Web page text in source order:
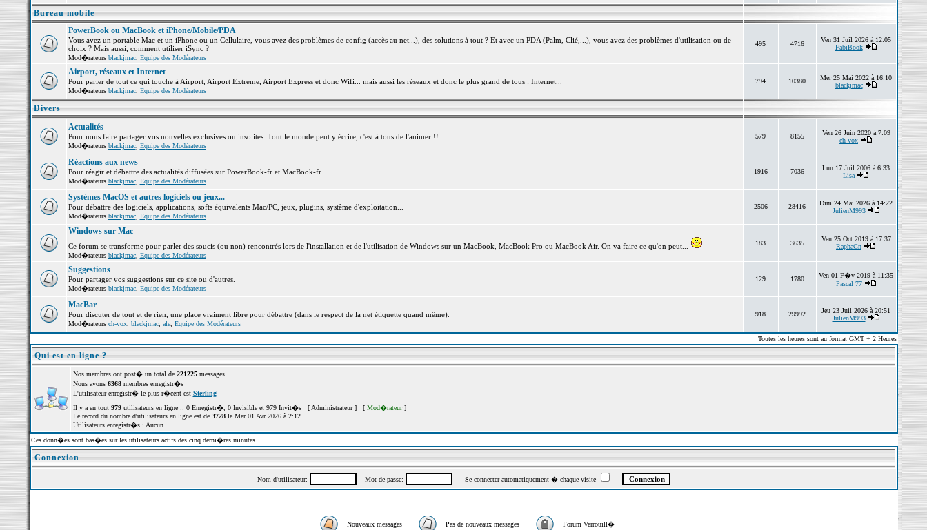
Bureau mobile
PowerBook ou MacBook et iPhone/Mobile/PDA
Vous avez un portable Mac et un iPhone ou un Cellulaire, vous avez des problèmes de config (accès au net...), des solutions à tout ? Et avec un PDA (Palm, Clié,...), vous avez des problèmes d'utilisation ou de
choix ? Mais aussi, comment utiliser iSync ?
Mod�rateurs blackjmac, Equipe des Modérateurs
495 4716
Ven 31 Juil 2026 à 12:05
FabiBook
Airport, réseaux et Internet
Pour parler de tout ce qui touche à Airport, Airport Extreme, Airport Express et donc Wifi... mais aussi les réseaux et donc le plus grand de tous : Internet...
Mod�rateurs blackjmac, Equipe des Modérateurs
794 10380
Mer 25 Mai 2022 à 16:10
blackjmac
Divers
Actualités
Pour nous faire partager vos nouvelles exclusives ou insolites. Tout le monde peut y écrire, c'est à tous de l'animer !!
Mod�rateurs blackjmac, Equipe des Modérateurs
579 8155
Ven 26 Juin 2020 à 7:09
ch-vox
Réactions aux news
Pour réagir et débattre des actualités diffusées sur PowerBook-fr et MacBook-fr.
Mod�rateurs blackjmac, Equipe des Modérateurs
1916 7036
Lun 17 Juil 2006 à 6:33
Lisa
Systèmes MacOS et autres logiciels ou jeux...
Pour débattre des logiciels, applications, softs équivalents Mac/PC, jeux, plugins, système d'exploitation...
Mod�rateurs blackjmac, Equipe des Modérateurs
2506 28416
Dim 24 Mai 2026 à 14:22
JulienM993
Windows sur Mac
Ce forum se transforme pour parler des soucis (ou non) rencontrés lors de l'installation et de l'utilisation de Windows sur un MacBook, MacBook Pro ou MacBook Air. On va faire ce qu'on peut...
Mod�rateurs blackjmac, Equipe des Modérateurs
183 3635
Ven 25 Oct 2019 à 17:37
RaphaGn
Suggestions
Pour partager vos suggestions sur ce site ou d'autres.
Mod�rateurs blackjmac, Equipe des Modérateurs
129 1780
Ven 01 F�v 2019 à 11:35
Pascal 77
MacBar
Pour discuter de tout et de rien, une place vraiment libre pour débattre (dans le respect de la net étiquette quand même).
Mod�rateurs ch-vox, blackjmac, ale, Equipe des Modérateurs
918 29992
Jeu 23 Juil 2026 à 20:51
JulienM993
Toutes les heures sont au format GMT + 2 Heures
Qui est en ligne ?
Nos membres ont post� un total de 221225messages
Nous avons 6368membres enregistr�s
L'utilisateur enregistr� le plus r�cent est Sterling
Il y a en tout 979utilisateurs en ligne :: 0 Enregistr�, 0 Invisible et 979 Invit�s [ Administrateur] [ Mod�rateur]
Le record du nombre d'utilisateurs en ligne est de 3728le Mer 01 Avr 2026 à 2:12
Utilisateurs enregistr�s : Aucun
Ces donn�es sont bas�es sur les utilisateurs actifs des cinq derni�res minutes
Connexion
Nom d'utilisateur: Mot de passe: Se connecter automatiquement � chaque visite
Nouveaux messages Pas de nouveaux messages Forum Verrouill�